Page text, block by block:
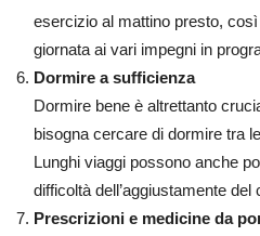
esercizio al mattino presto,
giornata ai vari impegni in
Dormire a sufficienza
Dormire bene è altrettanto
bisogna cercare di dormire tra
Lunghi viaggi possono anche
difficoltà dell’aggiustamente del
Prescrizioni e medicine da